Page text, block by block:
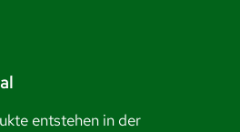
entstehen in der